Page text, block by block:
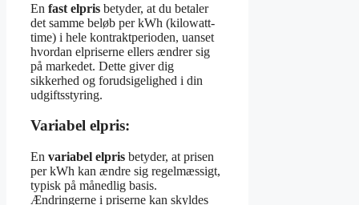
En fast elpris betyder, at du betaler
det samme beløb per kWh (kilowatt-
time) i hele kontraktperioden, uanset
hvordan elpriserne ellers ændrer sig
på markedet. Dette giver dig
sikkerhed og forudsigelighed i din
udgiftsstyring.
Variabel elpris:
En variabel elpris betyder, at prisen
per kWh kan ændre sig regelmæssigt,
typisk på månedlig basis.
Ændringerne i priserne kan skyldes